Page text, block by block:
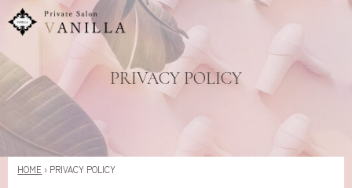
PRIVACY POLICY
HOME › PRIVACY POLICY